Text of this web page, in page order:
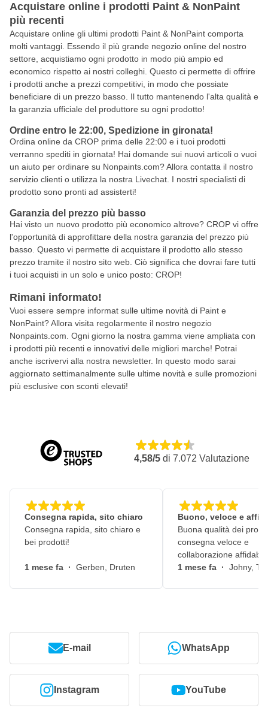
Acquistare online i prodotti Paint & NonPaint
più recenti
Acquistare online gli ultimi prodotti Paint & NonPaint comporta
molti vantaggi. Essendo il più grande negozio online del nostro
settore, acquistiamo ogni prodotto in modo più ampio ed
economico rispetto ai nostri colleghi. Questo ci permette di offrire
i prodotti anche a prezzi competitivi, in modo che possiate
beneficiare di un prezzo basso. Il tutto mantenendo l'alta qualità e
la garanzia ufficiale del produttore su ogni prodotto!
Ordine entro le 22:00, Spedizione in gironata!
Ordina online da CROP prima delle 22:00 e i tuoi prodotti
verranno spediti in giornata! Hai domande sui nuovi articoli o vuoi
un aiuto per ordinare su Nonpaints.com? Allora contatta il nostro
servizio clienti o utilizza la nostra Livechat. I nostri specialisti di
prodotto sono pronti ad assisterti!
Garanzia del prezzo più basso
Hai visto un nuovo prodotto più economico altrove? CROP vi offre
l'opportunità di approfittare della nostra garanzia del prezzo più
basso. Questo vi permette di acquistare il prodotto allo stesso
prezzo tramite il nostro sito web. Ciò significa che dovrai fare tutti
i tuoi acquisti in un solo e unico posto: CROP!
Rimani informato!
Vuoi essere sempre informat sulle ultime novità di Paint e
NonPaint? Allora visita regolarmente il nostro negozio
Nonpaints.com. Ogni giorno la nostra gamma viene ampliata con
i prodotti più recenti e innovativi delle migliori marche! Potrai
anche iscrivervi alla nostra newsletter. In questo modo sarai
aggiornato settimanalmente sulle ultime novità e sulle promozioni
più esclusive con sconti elevati!
4,58/5 di 7.072 Valutazione
Consegna rapida, sito chiaro
Consegna rapida, sito chiaro e
bei prodotti!
1 mese fa · Gerben, Druten
Buono, veloce e
Buona qualità dei
consegna veloce e
collaborazione
1 mese fa · Johny,
E-mail WhatsApp
Instagram YouTube